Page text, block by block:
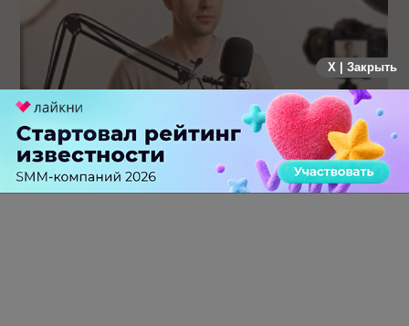
Российский рынок инфлюенс-маркетинга вошел в фазу
стагнации после нескольких лет роста
X | Закрыть